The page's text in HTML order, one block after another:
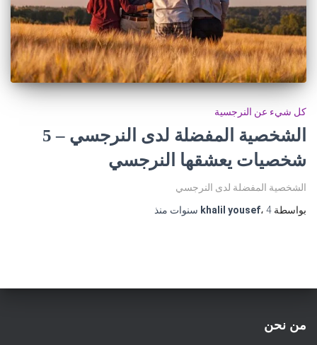
كل شيء عن النرجسية
الشخصية المفضلة لدى النرجسي – 5
شخصيات يعشقها النرجسي
الشخصية المفضلة لدى النرجسي
بواسطة
khalil yousef، 4 سنوات منذ
من نحن